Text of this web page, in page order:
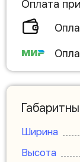
Оплата
Ширина
Высота